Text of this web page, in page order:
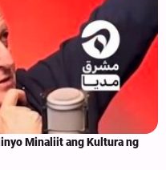
Minaliit ang Kultura ng